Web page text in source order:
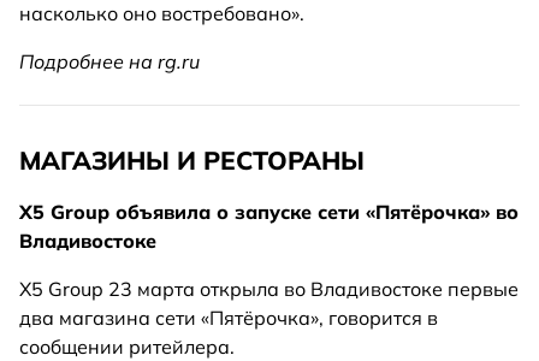
насколько оно востребовано».
Подробнее на rg.ru
МАГАЗИНЫ И РЕСТОРАНЫ
X5 Group объявила о запуске сети «Пятёрочка» во
Владивостоке
X5 Group 23 марта открыла во Владивостоке первые
два магазина сети «Пятёрочка», говорится в
сообщении ритейлера.